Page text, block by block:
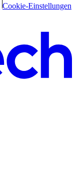
Cookie-Einstellungen